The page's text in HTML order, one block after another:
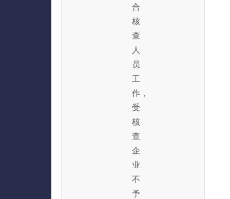
合
核
查
人
员
工
作，
受
核
查
企
业
不
予